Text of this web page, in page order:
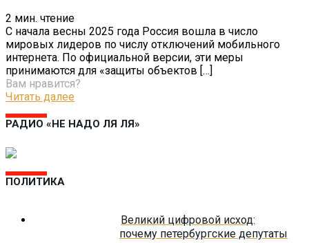
2 мин. чтение
С начала весны 2025 года Россия вошла в число
мировых лидеров по числу отключений мобильного
интернета. По официальной версии, эти меры
принимаются для «защиты объектов […]
Вам нравится?
Читать далее
РАДИО «НЕ НАДО ЛЯ ЛЯ»
ПОЛИТИКА
Великий цифровой исход:
почему петербургские депутаты